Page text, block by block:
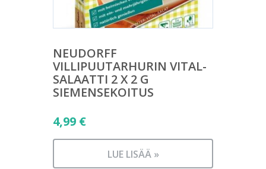
NEUDORFF
VILLIPUUTARHURIN VITAL-
SALAATTI 2 X 2 G
SIEMENSEKOITUS
4,99 €
LUE LISÄÄ »